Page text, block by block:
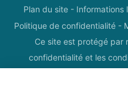
Plan du site - Informations
Politique de confidentialité -
Ce site est protégé par
confidentialité et les